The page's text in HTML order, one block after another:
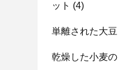
ット (4)
単離された大
乾燥した小麦